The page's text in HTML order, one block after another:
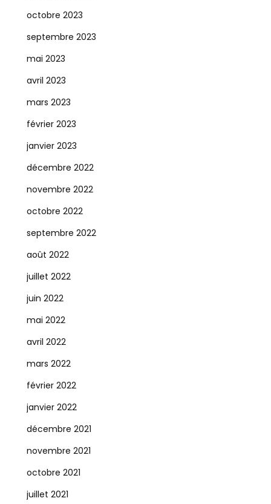
octobre 2023
septembre 2023
mai 2023
avril 2023
mars 2023
février 2023
janvier 2023
décembre 2022
novembre 2022
octobre 2022
septembre 2022
août 2022
juillet 2022
juin 2022
mai 2022
avril 2022
mars 2022
février 2022
janvier 2022
décembre 2021
novembre 2021
octobre 2021
juillet 2021